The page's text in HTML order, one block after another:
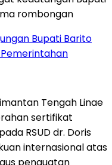
Bupati Barito